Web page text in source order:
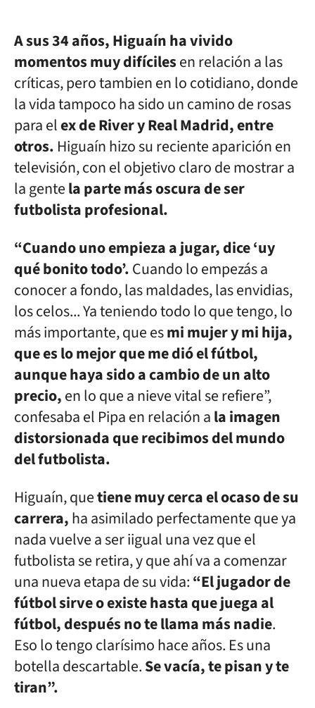
A sus 34 años, Higuaín ha vivido
momentos muy difícilesen relación a las
críticas, pero tambien en lo cotidiano, donde
la vida tampoco ha sido un camino de rosas
para elex de River y Real Madrid, entre
otros. Higuaín hizo su reciente aparición en
televisión, con el objetivo claro de mostrar a
la gentela parte más oscura de ser
futbolista profesional.
“Cuando uno empieza a jugar, dice ‘uy
qué bonito todo’.Cuando lo empezás a
conocer a fondo, las maldades, las envidias,
los celos... Ya teniendo todo lo que tengo, lo
más importante, que esmi mujer y mi hija,
que es lo mejor que me dió el fútbol,
aunque haya sido a cambio de un alto
precio,en lo que a nieve vital se refiere”,
confesaba el Pipa en relación ala imagen
distorsionada que recibimos del mundo
del futbolista.
Higuaín, quetiene muy cerca el ocaso de su
carrera,ha asimilado perfectamente que ya
nada vuelve a ser iigual una vez que el
futbolista se retira, y que ahí va a comenzar
una nueva etapa de su vida:“El jugador de
fútbol sirve o existe hasta que juega al
fútbol, después no te llama más nadie.
Eso lo tengo clarísimo hace años. Es una
botella descartable.Se vacía, te pisan y te
tiran”.